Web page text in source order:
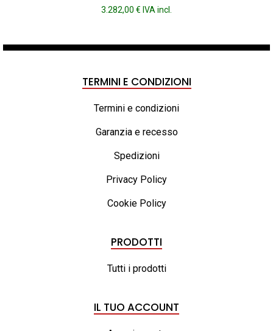
3.282,00 € IVA incl.
TERMINI E CONDIZIONI
Termini e condizioni
Garanzia e recesso
Spedizioni
Privacy Policy
Cookie Policy
PRODOTTI
Tutti i prodotti
IL TUO ACCOUNT